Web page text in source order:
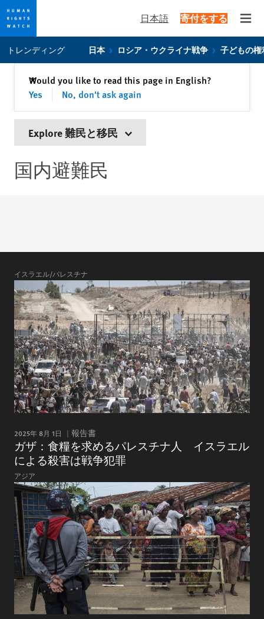
privacy
content
日本語 寄付をする
トレンディング 日本 ロシア・ウクライナ戦争 子どもの権
Would you like to read this page in English?
Yes
No, don't ask again
✕閉じる
Explore 難民と移民
国内避難民
イスラエル/パレスチナ
2025年 8月 1日 報告書
ガザ：食糧を求めるパレスチナ人 イスラエル
による殺害は戦争犯罪
アジア